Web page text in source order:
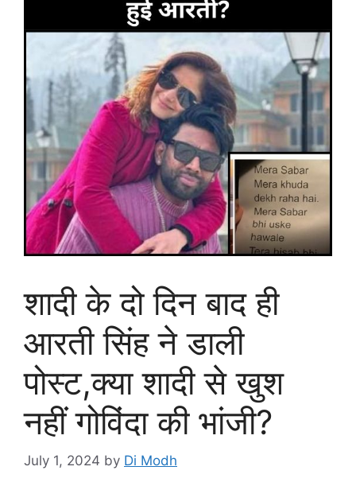
शादी के दो दिन बाद ही
आरती सिंह ने डाली
पोस्ट,क्या शादी से खुश
नहीं गोविंदा की भांजी?
July 1, 2024 by Di Modh